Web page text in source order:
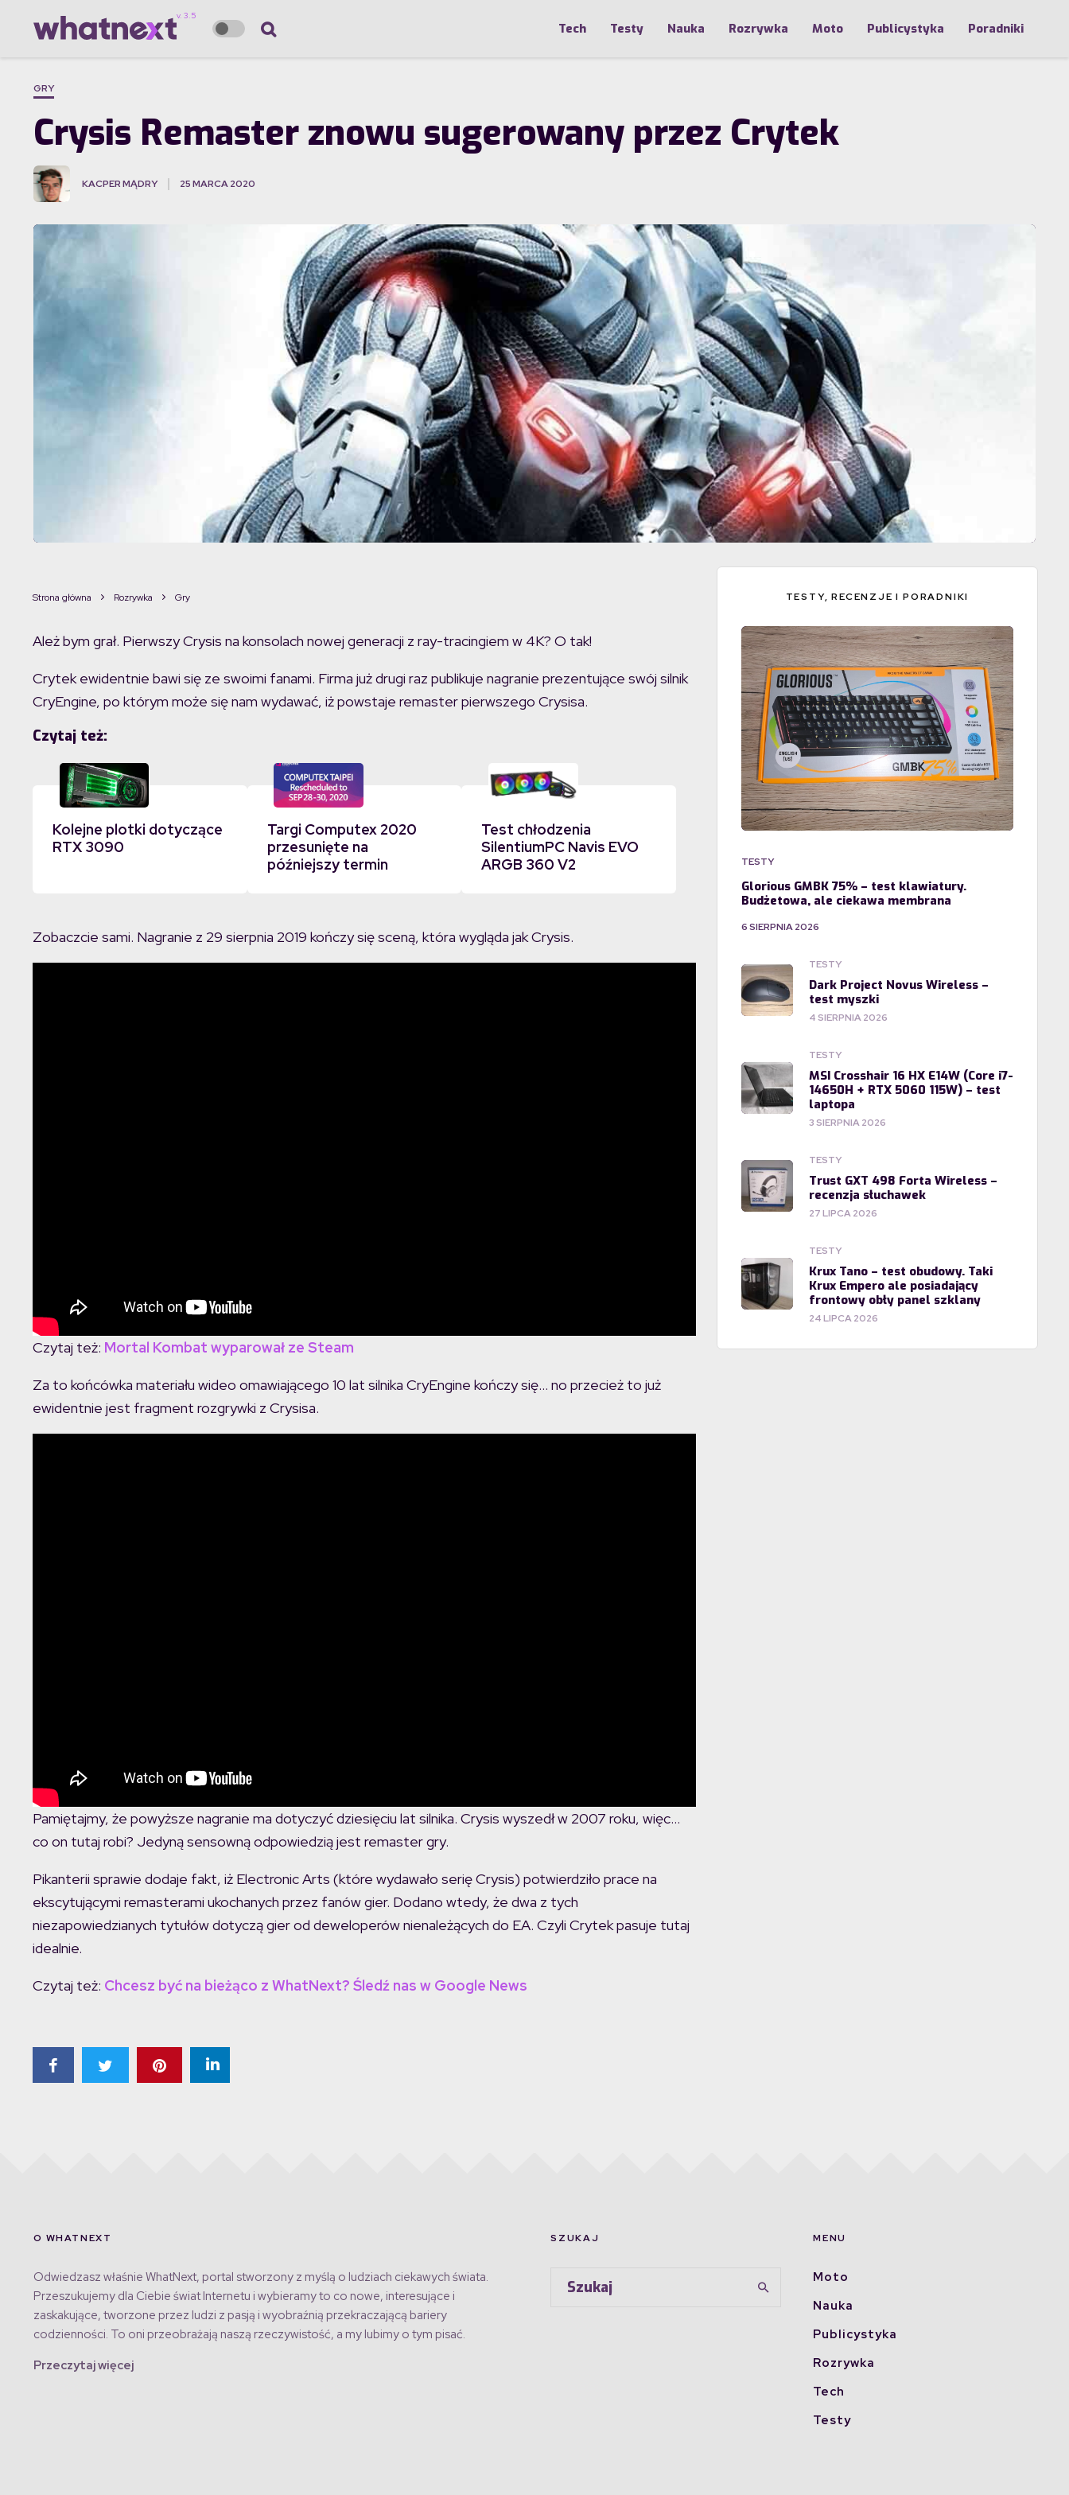
Tech Testy Nauka Rozrywka Moto Publicystyka Poradniki
GRY
Crysis Remaster znowu sugerowany przez Crytek
KACPER MĄDRY 25 MARCA 2020
Strona główna Rozrywka Gry
Ależ bym grał. Pierwszy Crysis na konsolach nowej generacji z ray-tracingiem w 4K? O tak!
Crytek ewidentnie bawi się ze swoimi fanami. Firma już drugi raz publikuje nagranie prezentujące swój silnik
CryEngine, po którym może się nam wydawać, iż powstaje remaster pierwszego Crysisa.
Czytaj też:
Kolejne plotki dotyczące
RTX 3090
Targi Computex 2020
przesunięte na
późniejszy termin
Test chłodzenia
SilentiumPC Navis EVO
ARGB 360 V2
Zobaczcie sami. Nagranie z 29 sierpnia 2019 kończy się sceną, która wygląda jak Crysis.
Czytaj też: Mortal Kombat wyparował ze Steam
Za to końcówka materiału wideo omawiającego 10 lat silnika CryEngine kończy się… no przecież to już
ewidentnie jest fragment rozgrywki z Crysisa.
Pamiętajmy, że powyższe nagranie ma dotyczyć dziesięciu lat silnika. Crysis wyszedł w 2007 roku, więc…
co on tutaj robi? Jedyną sensowną odpowiedzią jest remaster gry.
Pikanterii sprawie dodaje fakt, iż Electronic Arts (które wydawało serię Crysis) potwierdziło prace na
ekscytującymi remasterami ukochanych przez fanów gier. Dodano wtedy, że dwa z tych
niezapowiedzianych tytułów dotyczą gier od deweloperów nienależących do EA. Czyli Crytek pasuje tutaj
idealnie.
Czytaj też: Chcesz być na bieżąco z WhatNext? Śledź nas w Google News
TESTY, RECENZJE I PORADNIKI
TESTY
Glorious GMBK 75% – test klawiatury.
Budżetowa, ale ciekawa membrana
6 SIERPNIA 2026
TESTY
Dark Project Novus Wireless –
test myszki
4 SIERPNIA 2026
TESTY
MSI Crosshair 16 HX E14W (Core i7-
14650H + RTX 5060 115W) – test
laptopa
3 SIERPNIA 2026
TESTY
Trust GXT 498 Forta Wireless –
recenzja słuchawek
27 LIPCA 2026
TESTY
Krux Tano – test obudowy. Taki
Krux Empero ale posiadający
frontowy obły panel szklany
24 LIPCA 2026
O WHATNEXT
Odwiedzasz właśnie WhatNext, portal stworzony z myślą o ludziach ciekawych świata.
Przeszukujemy dla Ciebie świat Internetu i wybieramy to co nowe, interesujące i
zaskakujące, tworzone przez ludzi z pasją i wyobraźnią przekraczającą bariery
codzienności. To oni przeobrażają naszą rzeczywistość, a my lubimy o tym pisać.
Przeczytaj więcej
SZUKAJ MENU
Moto
Nauka
Publicystyka
Rozrywka
Tech
Testy